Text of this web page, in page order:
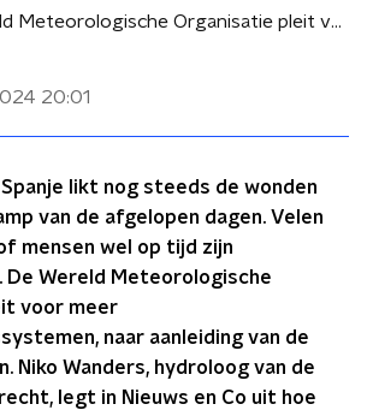
Wereld Meteorologische Organisatie pleit voor meer waarschuwingssystemen na overstromingen Spanje
20:01
likt nog steeds de wonden
van de afgelopen dagen. Velen
mensen wel op tijd zijn
De Wereld Meteorologische
voor meer
naar aanleiding van de
Niko Wanders, hydroloog van de
legt in Nieuws en Co uit hoe